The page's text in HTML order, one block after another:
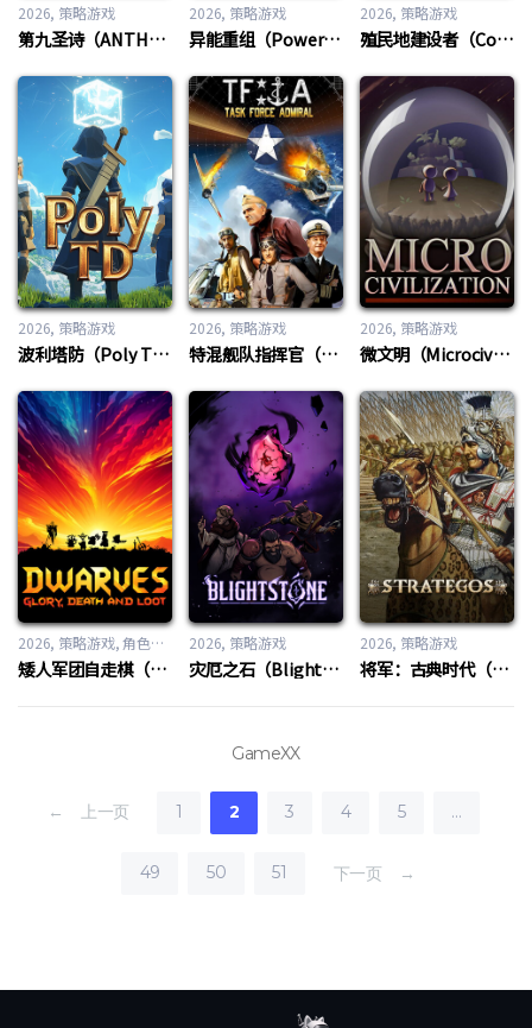
2026 策略游戏
第九圣诗（ANTHEM#9）
2026 策略游戏
异能重组（Powers Reconfiguration）
2026 策略游戏
殖民地建设者（Colonize）
2026 策略游戏
波利塔防（Poly TD）
2026 策略游戏
特混舰队指挥官（Task Force Admiral）
2026 策略游戏
微文明（Microcivilization）
2026 策略游戏,角色扮演游戏
矮人军团自走棋（Dwarves: Glory, Death and Loot）
2026 策略游戏
灾厄之石（Blightstone）
2026 策略游戏
将军：古典时代（Strategos）
GameXX
← 上一页 1 2 3 4 5 …
49 50 51 下一页 →